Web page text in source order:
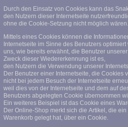
Durch den Einsatz von Cookies kann das
den Nutzern dieser Internetseite
ohne die Cookie-Setzung nicht möglich wären.
Mittels eines Cookies können die
Internetseite im Sinne des Benutzers
uns, wie bereits erwähnt, die Benutzer
Zweck dieser Wiedererkennung ist es,
den Nutzern die Verwendung unserer
Der Benutzer einer Internetseite, die Cookies
nicht bei jedem Besuch der Internetseite
weil dies von der Internetseite und dem auf
Benutzers abgelegten Cookie übernommen
Ein weiteres Beispiel ist das Cookie eines
Der Online-Shop merkt sich die Artikel, die
Warenkorb gelegt hat, über ein Cookie.